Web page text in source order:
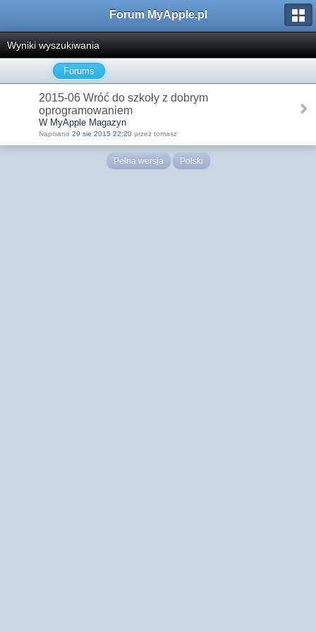
Forum MyApple.pl
Wyniki wyszukiwania
Forums
2015-06 Wróć do szkoły z dobrym
oprogramowaniem
W MyApple Magazyn
Napisano 29 sie 2015 22:20 przez tomasz
Pełna wersja Polski